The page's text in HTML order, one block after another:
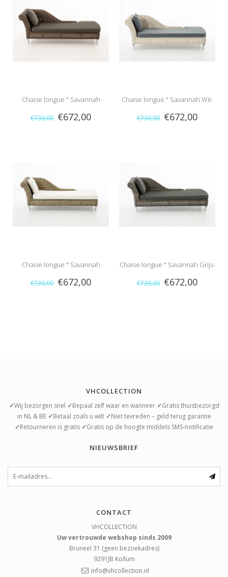
Chaise longue " Savannah
Bruin-Antraciet "
€730,00 €672,00
Chaise longue " Savannah Wit-
Grijs "
€730,00 €672,00
Chaise longue " Savannah
Naturel-Crème "
€730,00 €672,00
Chaise longue " Savannah Grijs-
Antraciet "
€730,00 €672,00
VHCOLLECTION
✓Wij bezorgen snel ✓Bepaal zelf waar en wanneer ✓Gratis thuisbezorgd
in NL & BE ✓Betaal zoals u wilt ✓Niet tevreden – geld terug garantie
✓Retourneren is gratis ✓Gratis op de hoogte middels SMS-notificatie
NIEUWSBRIEF
CONTACT
VHCOLLECTION
Uw vertrouwde webshop sinds 2009
Bruneel 31 (geen bezoekadres)
9291JB Kollum
info@vhcollection.nl